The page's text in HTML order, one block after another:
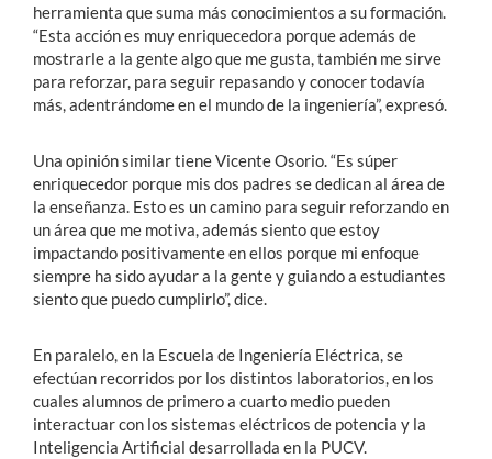
herramienta que suma más conocimientos a su formación.
“Esta acción es muy enriquecedora porque además de
mostrarle a la gente algo que me gusta, también me sirve
para reforzar, para seguir repasando y conocer todavía
más, adentrándome en el mundo de la ingeniería”, expresó.
Una opinión similar tiene Vicente Osorio. “Es súper
enriquecedor porque mis dos padres se dedican al área de
la enseñanza. Esto es un camino para seguir reforzando en
un área que me motiva, además siento que estoy
impactando positivamente en ellos porque mi enfoque
siempre ha sido ayudar a la gente y guiando a estudiantes
siento que puedo cumplirlo”, dice.
En paralelo, en la Escuela de Ingeniería Eléctrica, se
efectúan recorridos por los distintos laboratorios, en los
cuales alumnos de primero a cuarto medio pueden
interactuar con los sistemas eléctricos de potencia y la
Inteligencia Artificial desarrollada en la PUCV.